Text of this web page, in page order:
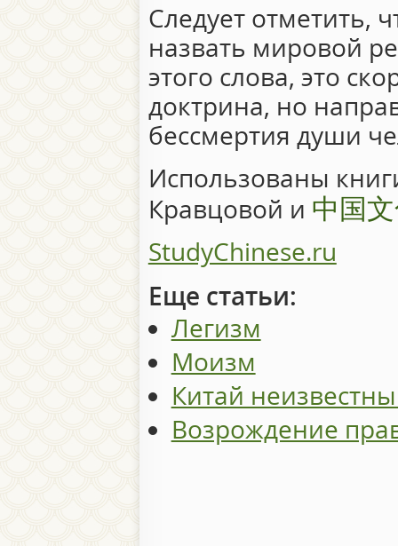
Следует отметить,
назвать мировой
этого слова, это
доктрина, но
бессмертия души
Использованы
Кравцовой и 中国
StudyChinese.ru
Еще статьи:
Легизм
Моизм
Китай
Возрождение